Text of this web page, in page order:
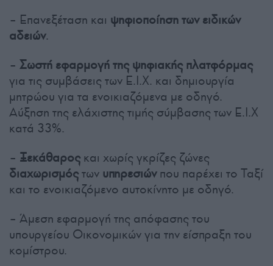
– Επανεξέταση και ψηφιοποίηση των ειδικών
αδειών.
– Σωστή εφαρμογή της ψηφιακής πλατφόρμας
για τις συμβάσεις των Ε.Ι.Χ. και δημιουργία
μητρώου για τα ενοικιαζόμενα με οδηγό.
Αύξηση της ελάχιστης τιμής σύμβασης των Ε.Ι.Χ
κατά 33%.
– Ξεκάθαροςκαι χωρίς γκρίζες ζώνες
διαχωρισμόςτων υπηρεσιώνπου παρέχει το Ταξί
και το ενοικιαζόμενο αυτοκίνητο με οδηγό.
– Άμεση εφαρμογή της απόφασης του
υπουργείου Οικονομικών για την είσπραξη του
κομίστρου.